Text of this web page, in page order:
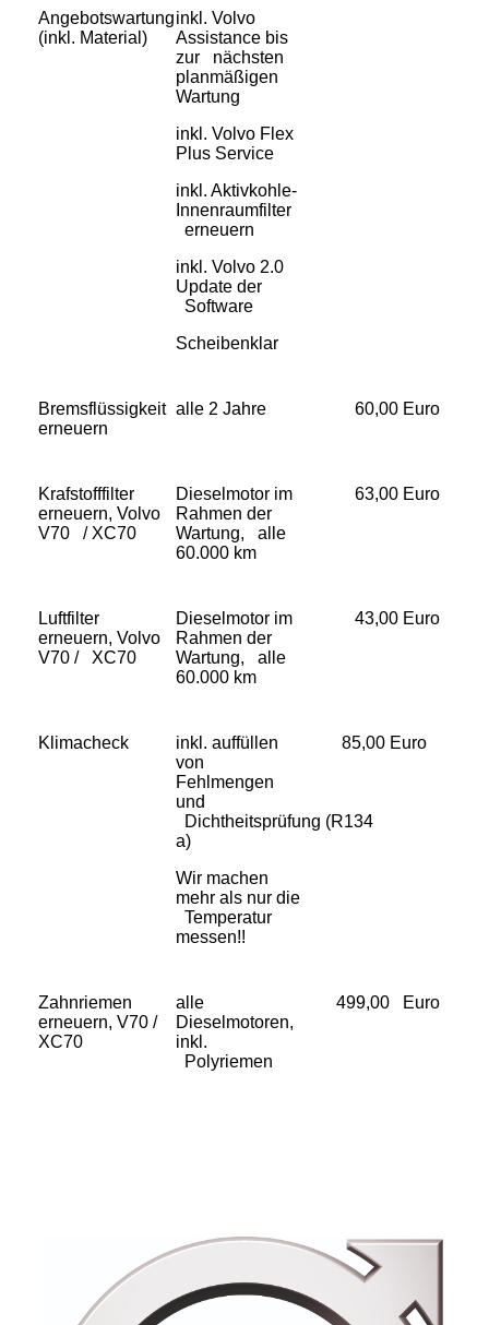
Angebotswartung
(inkl. Material)
inkl. Volvo
Assistance bis
zur nächsten
planmäßigen
Wartung
inkl. Volvo Flex
Plus Service
inkl. Aktivkohle-
Innenraumfilter
erneuern
inkl. Volvo 2.0
Update der
Software
Scheibenklar
Bremsflüssigkeit
erneuern
alle 2 Jahre 60,00 Euro
Krafstofffilter
erneuern, Volvo
V70 / XC70
Dieselmotor im
Rahmen der
Wartung, alle
60.000 km
63,00 Euro
Luftfilter
erneuern, Volvo
V70 / XC70
Dieselmotor im
Rahmen der
Wartung, alle
60.000 km
43,00 Euro
Klimacheck
inkl. auffüllen
von
Fehlmengen
und
Dichtheitsprüfung (R134
a)
Wir machen
mehr als nur die
Temperatur
messen!!
85,00 Euro
Zahnriemen
erneuern, V70 /
XC70
alle
Dieselmotoren,
inkl.
Polyriemen
499,00 Euro